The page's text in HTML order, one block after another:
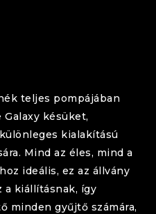
teljes pompájában
késüket,
kialakítású
Mind az éles, mind a
ideális, ez az állvány
a kiállításnak, így
minden gyűjtő számára,